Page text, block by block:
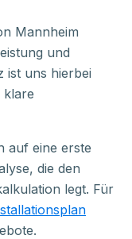
Mannheim
und
ist uns hierbei
klare
auf eine erste
die den
legt. Für